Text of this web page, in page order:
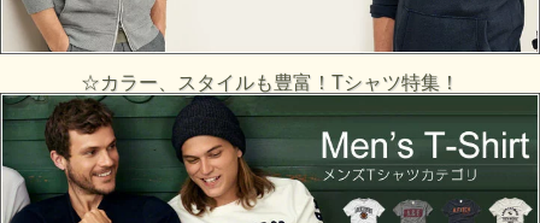
☆カラー、スタイルも豊富！Tシャツ特集！